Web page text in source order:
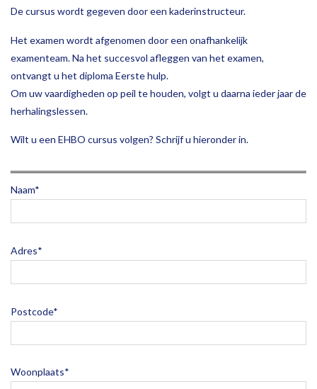
De cursus wordt gegeven door een kaderinstructeur.
Het examen wordt afgenomen door een onafhankelijk
examenteam. Na het succesvol afleggen van het examen,
ontvangt u het diploma Eerste hulp.
Om uw vaardigheden op peil te houden, volgt u daarna ieder jaar de
herhalingslessen.
Wilt u een EHBO cursus volgen? Schrijf u hieronder in.
Naam*
Adres*
Postcode*
Woonplaats*